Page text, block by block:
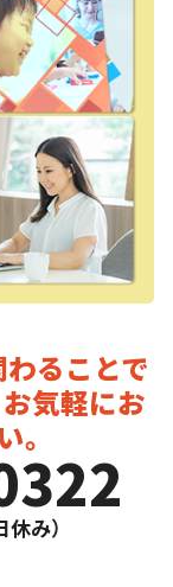
ることで
気軽にお
。
み）